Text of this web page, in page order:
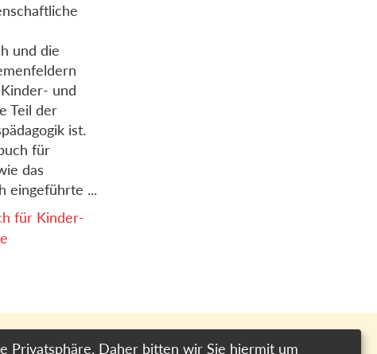
und die
und
Teil der
ist.
für
das
eingeführte ...
für Kinder-
Privatsphäre. Daher bitten wir Sie hiermit um